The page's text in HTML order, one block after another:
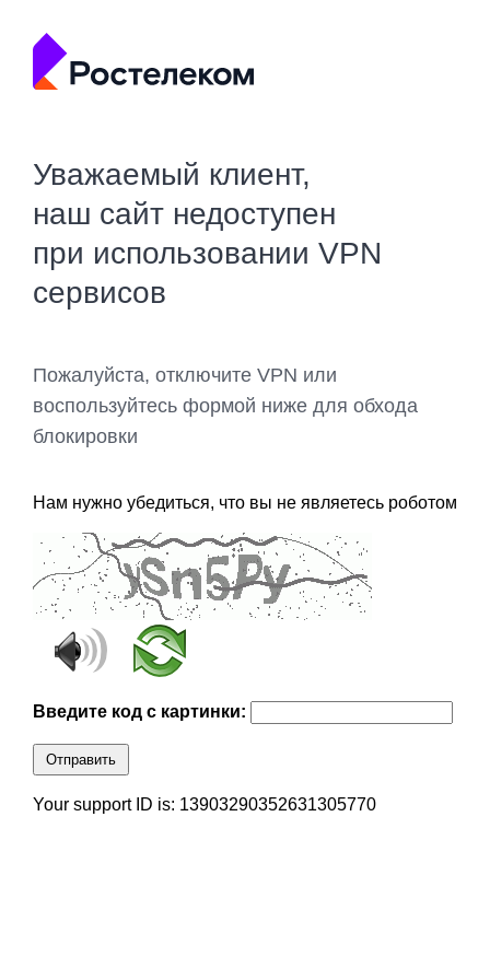
Уважаемый клиент,
наш сайт недоступен
при использовании VPN
сервисов
Пожалуйста, отключите VPN или
воспользуйтесь формой ниже для обхода
блокировки
Нам нужно убедиться, что вы не являетесь роботом
Введите код с картинки:
Отправить
Your support ID is: 13903290352631305770